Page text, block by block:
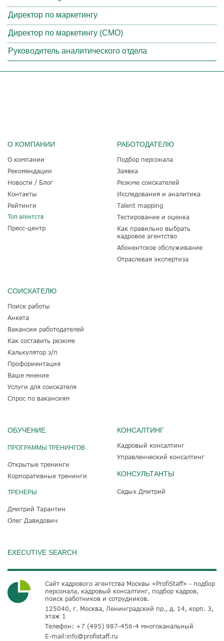
Директор по маркетингу
Директор по маркетингу (CMO)
Руководитель аналитического отдела
О КОМПАНИИ
О компании
Рекомендации
Новости / Блог
Контакты
Рейтинги
Топ агентств
Пресс-центр
РАБОТОДАТЕЛЮ
Подбор персонала
Заявка
Резюме соискателей
Исследования и аналитика
Talent mapping
Тестирование и оценка
Как правильно выбрать
кадровое агентство
Абонентское обслуживание
Отраслевая экспертиза
СОИСКАТЕЛЮ
Поиск работы
Анкета
Вакансии работодателей
Как составить резюме
Калькулятор з/п
Профориентация
Ваше мнение
Услуги для соискателя
Спрос по вакансиям
ОБУЧЕНИЕ
ПРОГРАММЫ ТРЕНИНГОВ
Открытые тренинги
Корпоративные тренинги
ТРЕНЕРЫ
Дмитрий Тарантин
Олег Давидович
КОНСАЛТИНГ
Кадровый консалтинг
Управленческий консалтинг
КОНСУЛЬТАНТЫ
Седых Дмитрий
EXECUTIVE SEARCH
Сайт кадрового агентства Москвы «ProfiStaff» - подбор
персонала, кадровый консалтинг, подбор кадров,
поиск работников и сотрудников.
125040, г. Москва, Ленинградский пр., д. 14, корп. 3,
этаж 1
Телефон: +7 (495) 987-456-4 многоканальный
E-mail:info@profistaff.ru